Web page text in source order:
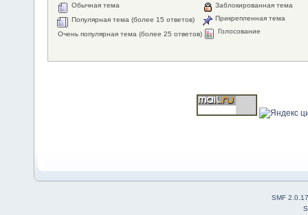
Обычная тема
Популярная тема (более 15 ответов)
Очень популярная тема (более 25 ответов)
Заблокированная тема
Прикрепленная тема
Голосование
SMF 2.0.17